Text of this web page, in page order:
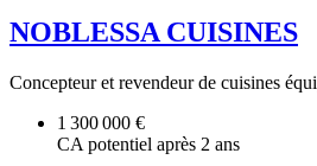
NOBLESSA CUISINES
Concepteur et revendeur de cuisines
1 300 000 €
CA potentiel après 2 ans